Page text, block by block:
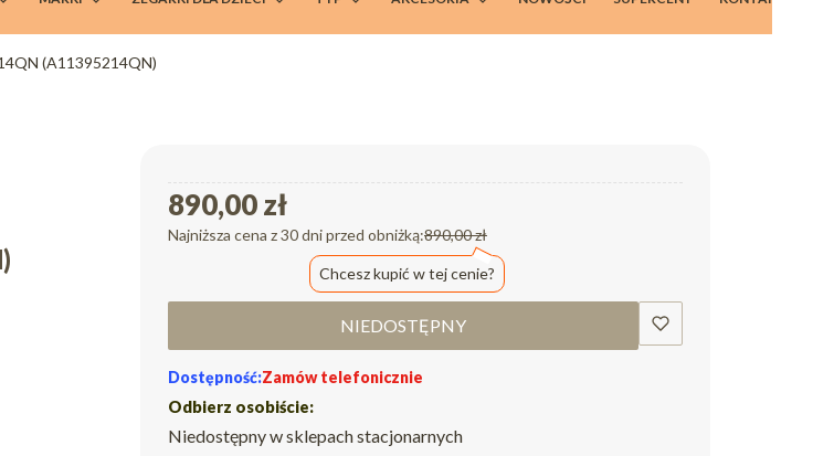
(A11395214QN)
890,00 zł
Najniższa cena z 30 dni przed obniżką:890,00 zł
Chcesz kupić w tej cenie?
NIEDOSTĘPNY
Dostępność:Zamów telefonicznie
Odbierz osobiście:
Niedostępny w sklepach stacjonarnych